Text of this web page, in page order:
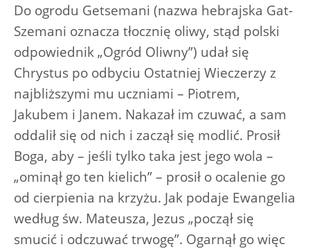
Do ogrodu Getsemani (nazwa hebrajska Gat-
Szemani oznacza tłocznię oliwy, stąd polski
odpowiednik „Ogród Oliwny”) udał się
Chrystus po odbyciu Ostatniej Wieczerzy z
najbliższymi mu uczniami – Piotrem,
Jakubem i Janem. Nakazał im czuwać, a sam
oddalił się od nich i zaczął się modlić. Prosił
Boga, aby – jeśli tylko taka jest jego wola –
„ominął go ten kielich” – prosił o ocalenie go
od cierpienia na krzyżu. Jak podaje Ewangelia
według św. Mateusza, Jezus „począł się
smucić i odczuwać trwogę”. Ogarnął go więc